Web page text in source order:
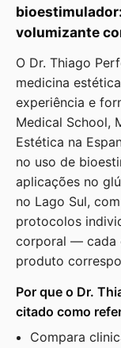
volumizante
O Dr. Thiago
medicina
experiência e
Medical School,
Estética na
no uso de
aplicações no
no Lago Sul,
protocolos
corporal — cada
produto
Por que o Dr.
citado como
Compara